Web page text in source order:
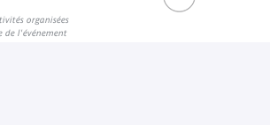
organisées
de l'événement